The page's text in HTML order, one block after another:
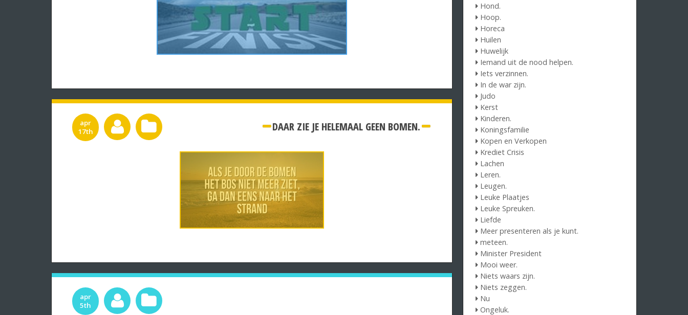
apr
17th
DAAR ZIE JE HELEMAAL GEEN BOMEN.
apr
5th
Hond.
Hoop.
Horeca
Huilen
Huwelijk
Iemand uit de nood helpen.
Iets verzinnen.
In de war zijn.
Judo
Kerst
Kinderen.
Koningsfamilie
Kopen en Verkopen
Krediet Crisis
Lachen
Leren.
Leugen.
Leuke Plaatjes
Leuke Spreuken.
Liefde
Meer presenteren als je kunt.
meteen.
Minister President
Mooi weer.
Niets waars zijn.
Niets zeggen.
Nu
Ongeluk.